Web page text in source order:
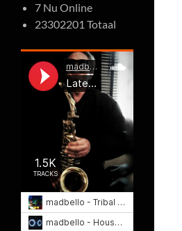
7 Nu Online
23302201 Totaal